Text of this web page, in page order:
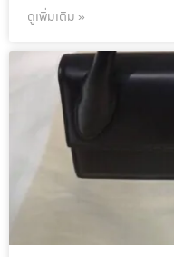
ดูเพิ่มเติม »